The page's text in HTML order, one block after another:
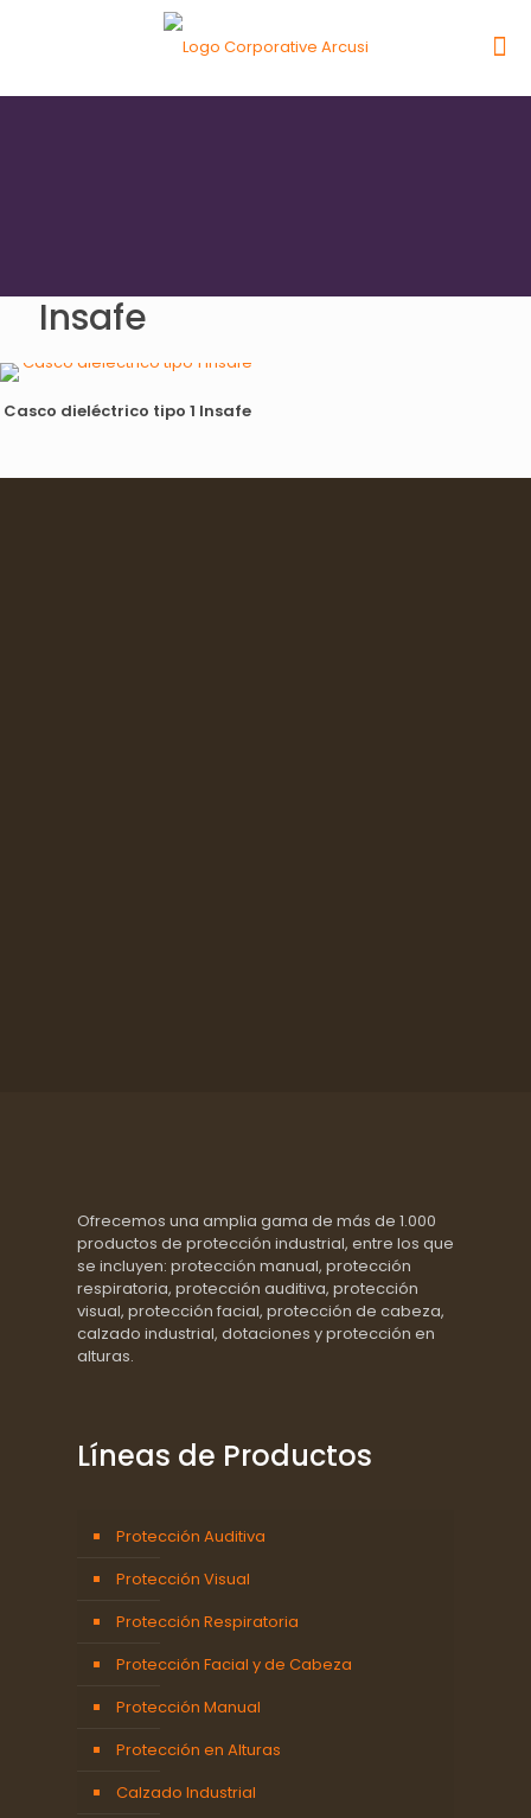
Insafe
Casco dieléctrico tipo 1 Insafe
Ofrecemos una amplia gama de más de 1.000
productos de protección industrial, entre los que
se incluyen: protección manual, protección
respiratoria, protección auditiva, protección
visual, protección facial, protección de cabeza,
calzado industrial, dotaciones y protección en
alturas.
Líneas de Productos
Protección Auditiva
Protección Visual
Protección Respiratoria
Protección Facial y de Cabeza
Protección Manual
Protección en Alturas
Calzado Industrial